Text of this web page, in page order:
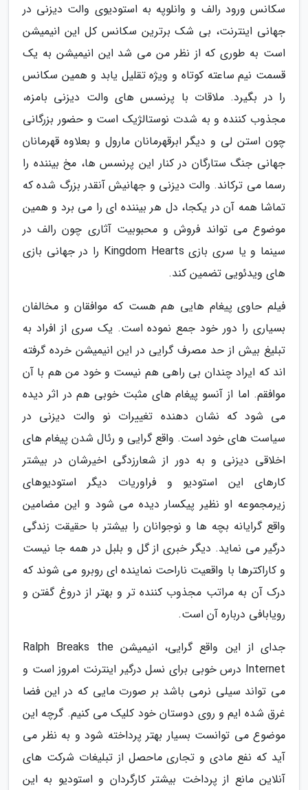
سکانس ورود رالف و وانلوپه به استودیوی والت دیزنی در
جهانی اینترنت، بی شک برترین سکانس کل این انیمیشن
است به طوری که از نظر من می شد این انیمیشن به یک
قسمت نیم ساعته کوتاه و ویژه تقلیل یابد و همین سکانس
را در بگیرد. ملاقات با پرنسس های والت دیزنی بامزه،
مجذوب کننده و به شدت نوستالژیک است و حضور بزرگانی
چون استن لی و دیگر ابرقهرمانان مارول و بعلاوه قهرمانان
جهانی جنگ ستارگان در کنار این پرنسس ها، مخ بیننده را
رسما می ترکاند. والت دیزنی و جهانیش آنقدر بزرگ شده که
تماشا همه آن در یکجا، دل هر بیننده ای را می برد و همین
موضوع می تواند فروش و محبوبیت آثاری چون رالف در
سینما و یا سری بازی Kingdom Hearts را در جهانی بازی
های ویدئویی تضمین کند.
فیلم حاوی پیغام هایی هم هست که موافقان و مخالفان
بسیاری را دور خود جمع نموده است. یک سری از افراد به
تبلیغ بیش از حد مصرف گرایی در این انیمیشن خرده گرفته
اند که ایراد چندان بی راهی هم نیست و خود من هم با آن
موافقم. اما از آنسو پیغام های مثبت خوبی هم در اثر دیده
می شود که نشان دهنده تغییرات نو والت دیزنی در
سیاست های خود است. واقع گرایی و رئال شدن پیغام های
اخلاقی دیزنی و به دور از شعارزدگی اخیرشان در بیشتر
کارهای این استودیو و فراوریات دیگر استودیوهای
زیرمجموعه او نظیر پیکسار دیده می شود و این مضامین
واقع گرایانه بچه ها و نوجوانان را بیشتر با حقیقت زندگی
درگیر می نماید. دیگر خبری از گل و بلبل در همه جا نیست
و کاراکترها با واقعیت ناراحت نماینده ای روبرو می شوند که
درک آن به مراتب مجذوب کننده تر و بهتر از دروغ گفتن و
رویابافی درباره آن است.
جدای از این واقع گرایی، انیمیشن Ralph Breaks the
Internet درس خوبی برای نسل درگیر اینترنت امروز است و
می تواند سیلی نرمی باشد بر صورت مایی که در این فضا
غرق شده ایم و روی دوستان خود کلیک می کنیم. گرچه این
موضوع می توانست بسیار بهتر پرداخته شود و به نظر می
آید که نفع مادی و تجاری ماحصل از تبلیغات شرکت های
آنلاین مانع از پرداخت بیشتر کارگردان و استودیو به این